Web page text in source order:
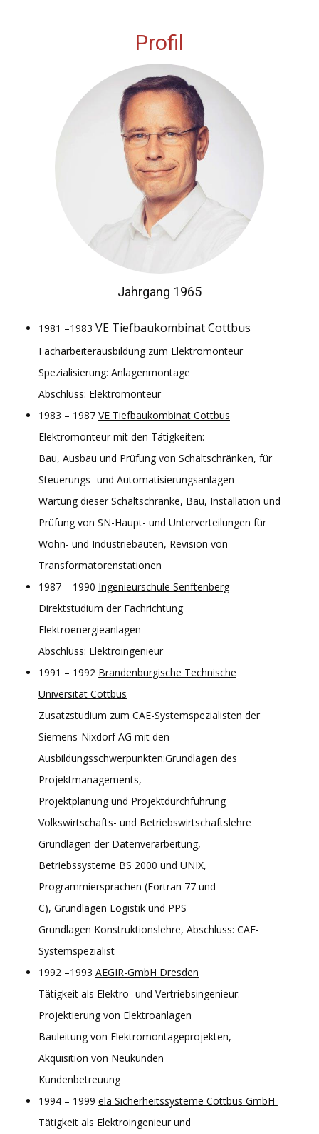
Profil
Jahrgang 1965
1981 –1983 VE Tiefbaukombinat Cottbus
Facharbeiterausbildung zum Elektromonteur
Spezialisierung: Anlagenmontage
Abschluss: Elektromonteur
1983 – 1987 VE Tiefbaukombinat Cottbus
Elektromonteur mit den Tätigkeiten:
Bau, Ausbau und Prüfung von Schaltschränken, für
Steuerungs- und Automatisierungsanlagen
Wartung dieser Schaltschränke, Bau, Installation und
Prüfung von SN-Haupt- und Unterverteilungen für
Wohn- und Industriebauten, Revision von
Transformatorenstationen
1987 – 1990 Ingenieurschule Senftenberg
Direktstudium der Fachrichtung
Elektroenergieanlagen
Abschluss: Elektroingenieur
1991 – 1992 Brandenburgische Technische
Universität Cottbus
Zusatzstudium zum CAE-Systemspezialisten der
Siemens-Nixdorf AG mit den
Ausbildungsschwerpunkten:Grundlagen des
Projektmanagements,
Projektplanung und Projektdurchführung
Volkswirtschafts- und Betriebswirtschaftslehre
Grundlagen der Datenverarbeitung,
Betriebssysteme BS 2000 und UNIX,
Programmiersprachen (Fortran 77 und
C), Grundlagen Logistik und PPS
Grundlagen Konstruktionslehre, Abschluss: CAE-
Systemspezialist
1992 –1993 AEGIR-GmbH Dresden
Tätigkeit als Elektro- und Vertriebsingenieur:
Projektierung von Elektroanlagen
Bauleitung von Elektromontageprojekten,
Akquisition von Neukunden
Kundenbetreuung
1994 – 1999 ela Sicherheitssysteme Cottbus GmbH
Tätigkeit als Elektroingenieur und